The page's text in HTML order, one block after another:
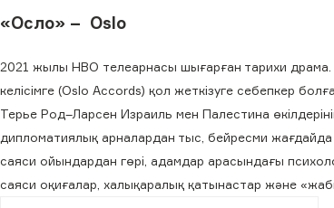
«Осло» – Oslo
2021 жылы HBO телеарнасы шығарған тарихи
келісімге (Oslo Accords) қол жеткізуге себепкер
Терье Род–Ларсен Израиль мен Палестина
дипломатиялық арналардан тыс, бейресми
саяси ойындардан гөрі, адамдар арасындағы
саяси оқиғалар, халықаралық қатынастар және